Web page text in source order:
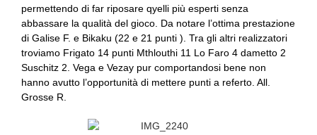
permettendo di far riposare qyelli più esperti senza
abbassare la qualità del gioco. Da notare l’ottima prestazione
di Galise F. e Bikaku (22 e 21 punti ). Tra gli altri realizzatori
troviamo Frigato 14 punti Mthlouthi 11 Lo Faro 4 dametto 2
Suschitz 2. Vega e Vezay pur comportandosi bene non
hanno avutto l’opportunità di mettere punti a referto. All.
Grosse R.